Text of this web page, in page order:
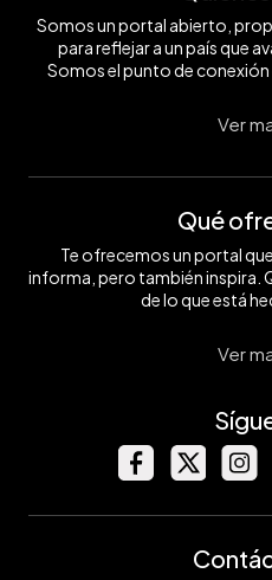
Somos un portal abierto,
para reflejar a un país que
Somos el punto de conexión
Ver
Qué
Te ofrecemos un portal
informa, pero también inspira.
de lo que está
Ver